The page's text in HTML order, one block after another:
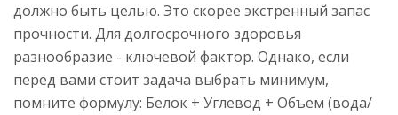
должно быть целью. Это скорее экстренный запас
прочности. Для долгосрочного здоровья
разнообразие - ключевой фактор. Однако, если
перед вами стоит задача выбрать минимум,
помните формулу: Белок + Углевод + Объем (вода/